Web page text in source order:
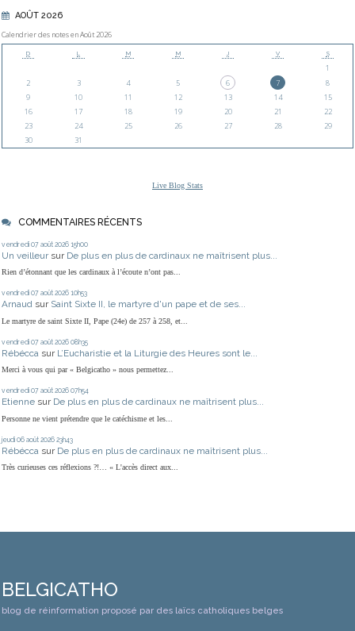
AOÛT 2026
Calendrier des notes en Août 2026
D L M M J V S
1
2
3 4 5 6 7
8
9
10 11 12 13 14
15
16
17 18 19 20 21
22
23
24 25 26 27 28
29
30
31
Live Blog Stats
COMMENTAIRES RÉCENTS
vendredi 07 août 2026 15h00
Un veilleur sur De plus en plus de cardinaux ne maîtrisent plus...
Rien d’étonnant que les cardinaux à l’écoute n’ont pas...
vendredi 07 août 2026 10h53
Arnaud sur Saint Sixte II, le martyre d'un pape et de ses...
Le martyre de saint Sixte II, Pape (24e) de 257 à 258, et...
vendredi 07 août 2026 08h35
Rébécca sur L’Eucharistie et la Liturgie des Heures sont le...
Merci à vous qui par « Belgicatho » nous permettez...
vendredi 07 août 2026 07h54
Etienne sur De plus en plus de cardinaux ne maîtrisent plus...
Personne ne vient prétendre que le catéchisme et les...
jeudi 06 août 2026 23h43
Rébécca sur De plus en plus de cardinaux ne maîtrisent plus...
Très curieuses ces réflexions ?!… « L'accès direct aux...
BELGICATHO
blog de réinformation proposé par des laïcs catholiques belges